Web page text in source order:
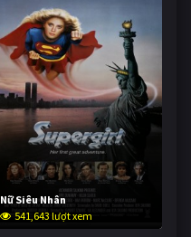
Nữ Siêu Nhân
541,643 lượt xem